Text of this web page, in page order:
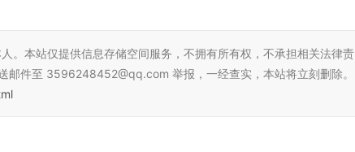
。本站仅提供信息存储空间服务，不拥有所有权，不承担相关法律责
邮件至 3596248452@qq.com 举报，一经查实，本站将立刻删除。